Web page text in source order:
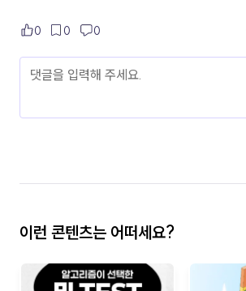
0 0 0
이런 콘텐츠는 어떠세요?